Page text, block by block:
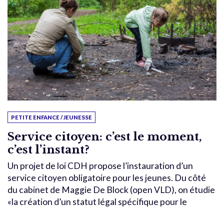
PETITE ENFANCE / JEUNESSE
Service citoyen: c’est le moment,
c’est l’instant?
Un projet de loi CDH propose l’instauration d’un
service citoyen obligatoire pour les jeunes. Du côté
du cabinet de Maggie De Block (open VLD), on étudie
«la création d’un statut légal spécifique pour le